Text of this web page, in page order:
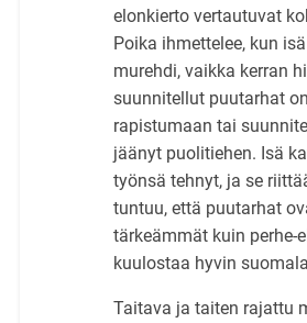
elonkierto vertautuvat
Poika ihmettelee, kun
murehdi, vaikka kerran
suunnitellut puutarhat
rapistumaan tai
jäänyt puolitiehen. Isä
työnsä tehnyt, ja se
tuntuu, että puutarhat
tärkeämmät kuin perhe-
kuulostaa hyvin
Taitava ja taiten rajattu